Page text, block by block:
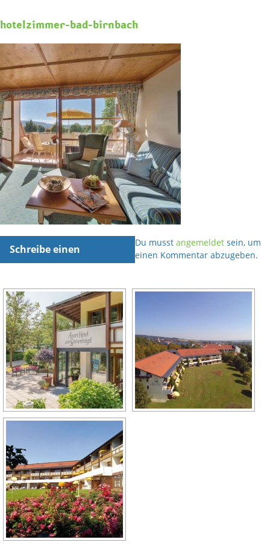
hotelzimmer-bad-birnbach
Schreibe einen
Du musst angemeldet sein, um
einen Kommentar abzugeben.